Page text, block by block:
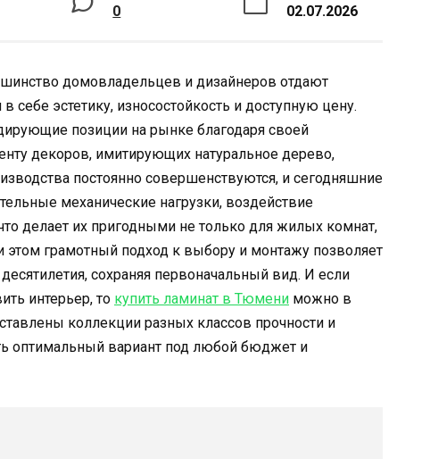
0 02.07.2026
домовладельцев и дизайнеров отдают
эстетику, износостойкость и доступную цену.
позиции на рынке благодаря своей
декоров, имитирующих натуральное дерево,
постоянно совершенствуются, и сегодняшние
механические нагрузки, воздействие
делает их пригодными не только для жилых комнат,
грамотный подход к выбору и монтажу позволяет
сохраняя первоначальный вид. И если
интерьер, то купить ламинат в Тюмени можно в
коллекции разных классов прочности и
оптимальный вариант под любой бюджет и